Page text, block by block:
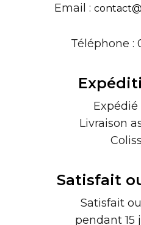
Email :
Téléphone :
Expédié
Livraison
Satisfait
Satisfait
pendant 15